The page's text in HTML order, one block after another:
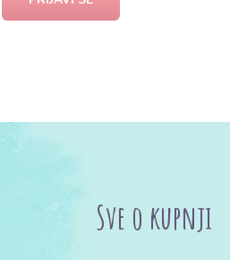
Sve o kupnji